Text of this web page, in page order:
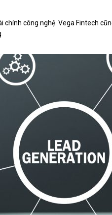
công nghệ. Vega Fintech